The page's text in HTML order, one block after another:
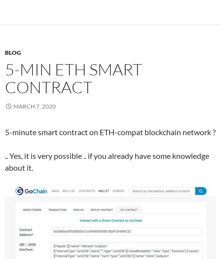
BLOG
5-MIN ETH SMART
CONTRACT
MARCH 7, 2020
5-minute smart contract on ETH-compat blockchain network ?
.. Yes, it is very possible .. if you already have some knowledge
about it.